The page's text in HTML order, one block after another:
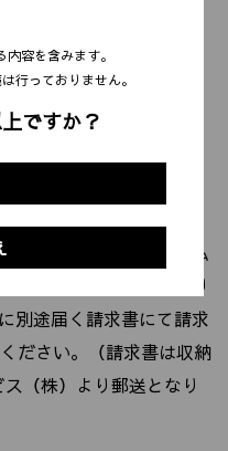
、代金引換、後払い
円の手数料がかかりま
ペイは無料)
イは商品発送前のお支払
とめてのお支払いとなり
別途届く請求書にて請求
ださい。（請求書は収納
（株）より郵送となり
容を含みます。
⾏っておりません。
ですか？